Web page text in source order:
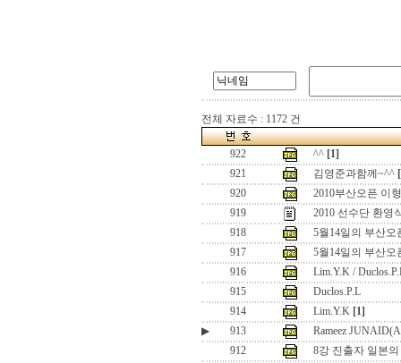
전체 자료수 : 1172 건
922 ^^ [1]
921
김영준과함께~^^
920
2010부산오픈 이
919
2010 선수단 환영
918
5월14일의 부산오
917
5월14일의 부산오
916
Lim.Y.K /
915
Duclos.P.L
914
Lim.Y.K [1]
▶
913
Rameez
912
8강 진출자 일본